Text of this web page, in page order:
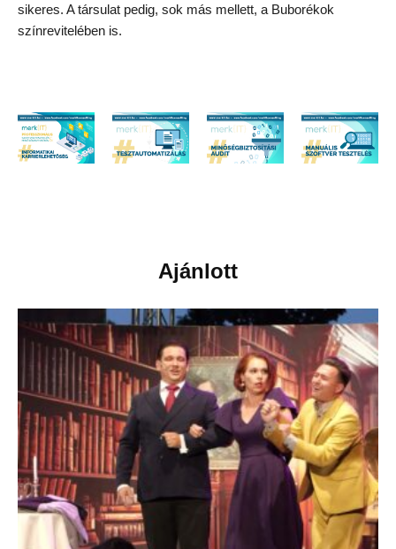
sikeres. A társulat pedig, sok más mellett, a Buborékok
színrevitelében is.
Ajánlott